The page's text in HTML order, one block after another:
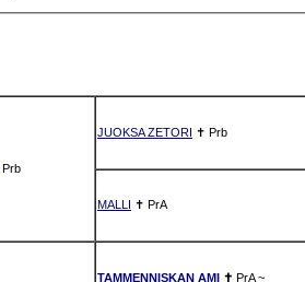
Prb
JUOKSA ZETORI ✝ Prb
MALLI ✝ PrA
TAMMENNISKAN AMI ✝ PrA ~